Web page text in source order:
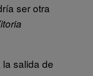
ser otra
salida de